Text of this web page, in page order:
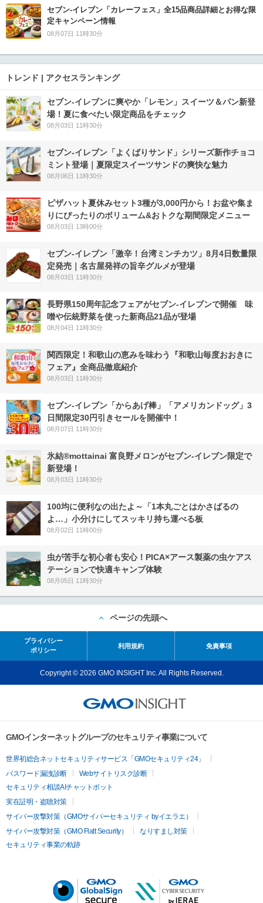
セブン‐イレブン「カレーフェス」全15品商品詳細とお得な限
定キャンペーン情報
08月07日 11時30分
トレンド | アクセスランキング
セブン‐イレブンに爽やか「レモン」スイーツ＆パン新登
場！夏に食べたい限定商品をチェック
08月03日 11時30分
セブン‐イレブン「よくばりサンド」シリーズ新作チョコ
ミント登場｜夏限定スイーツサンドの爽快な魅力
08月06日 11時30分
ピザハット夏休みセット3種が3,000円から！お盆や集ま
りにぴったりのボリューム&おトクな期間限定メニュー
08月03日 13時00分
セブン-イレブン「激辛！台湾ミンチカツ」8月4日数量限
定発売｜名古屋発祥の旨辛グルメが登場
08月03日 11時30分
長野県150周年記念フェアがセブン-イレブンで開催 味
噌や伝統野菜を使った新商品21品が登場
08月04日 11時30分
関西限定！和歌山の恵みを味わう『和歌山毎度おおきに
フェア』全商品徹底紹介
08月03日 11時30分
セブン‐イレブン「からあげ棒」「アメリカンドッグ」3
日間限定30円引きセールを開催中！
08月07日 11時30分
氷結®mottainai 富良野メロンがセブン‐イレブン限定で
新登場！
08月03日 11時30分
100均に便利なの出たよ～「1本丸ごとはかさばるの
よ…」小分けにしてスッキリ持ち運べる板
08月02日 11時00分
虫が苦手な初心者も安心！PICA×アース製薬の虫ケアス
テーションで快適キャンプ体験
08月05日 11時30分
ページの先頭へ
プライバシー
ポリシー
利用規約 免責事項
Copyright © 2026 GMO INSIGHT Inc. All Rights Reserved.
GMOインターネットグループのセキュリティ事業について
世界初総合ネットセキュリティサービス「GMOセキュリティ24」
パスワード漏洩診断
Webサイトリスク診断
セキュリティ相談AIチャットボット
実在証明・盗聴対策
サイバー攻撃対策（GMOサイバーセキュリティ byイエラエ）
サイバー攻撃対策（GMO Flatt Security）
なりすまし対策
セキュリティ事業の軌跡